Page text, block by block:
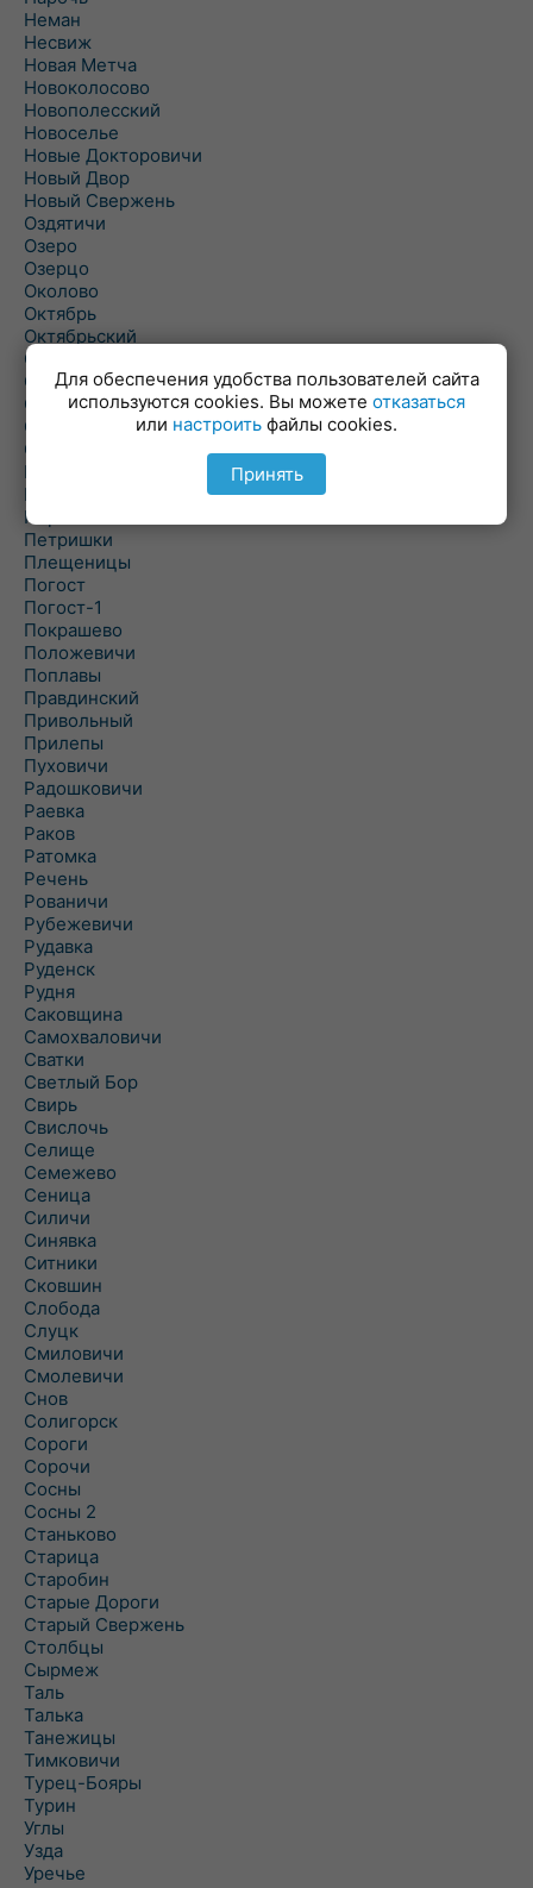
Неман
Несвиж
Новая Метча
Новоколосово
Новополесский
Новоселье
Новые Докторовичи
Новый Двор
Новый Свержень
Оздятичи
Озеро
Озерцо
Околово
Октябрь
Октябрьский
Олехновичи
Омговичи
Оношки
Осовец
Острошицкий Городок
Пасека
Пастовичи
Першаи
Петришки
Плещеницы
Погост
Погост-1
Покрашево
Положевичи
Поплавы
Правдинский
Привольный
Прилепы
Пуховичи
Радошковичи
Раевка
Раков
Ратомка
Речень
Рованичи
Рубежевичи
Рудавка
Руденск
Рудня
Саковщина
Самохваловичи
Сватки
Светлый Бор
Свирь
Свислочь
Селище
Семежево
Сеница
Силичи
Синявка
Ситники
Сковшин
Слобода
Слуцк
Смиловичи
Смолевичи
Снов
Солигорск
Сороги
Сорочи
Сосны
Сосны 2
Станьково
Старица
Старобин
Старые Дороги
Старый Свержень
Столбцы
Сырмеж
Таль
Талька
Танежицы
Тимковичи
Турец-Бояры
Турин
Углы
Узда
Уречье
Для обеспечения удобства пользователей сайта
используются cookies. Вы можете отказаться
или настроить файлы cookies.
Принять